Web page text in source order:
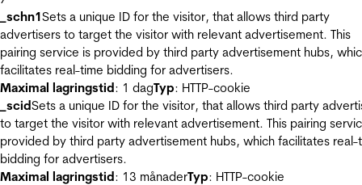
_schn1Sets a unique ID for the visitor, that allows third party
advertisers to target the visitor with relevant advertisement. This
pairing service is provided by third party advertisement hubs,
facilitates real-time bidding for advertisers.
Maximal lagringstid: 1 dagTyp: HTTP-cookie
_scidSets a unique ID for the visitor, that allows third party
to target the visitor with relevant advertisement. This pairing
provided by third party advertisement hubs, which facilitates real-
bidding for advertisers.
Maximal lagringstid: 13 månaderTyp: HTTP-cookie